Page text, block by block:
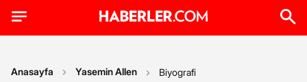
Anasayfa Yasemin Allen Biyografi